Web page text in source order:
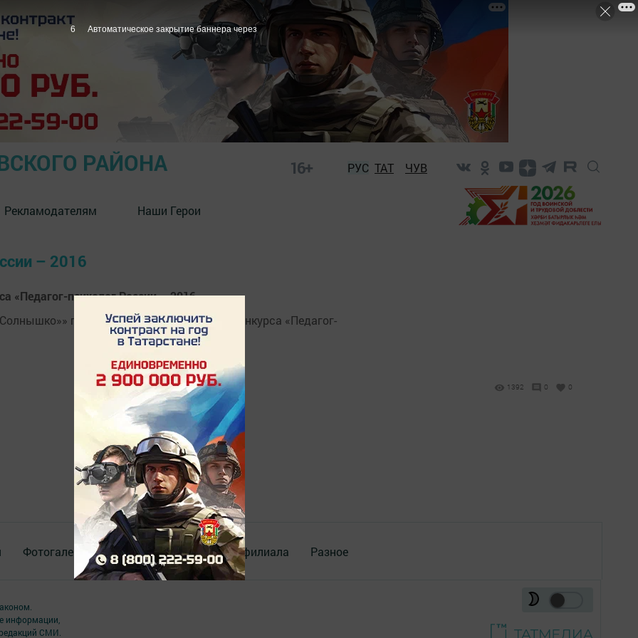
РАЙОНА 16+ РУС ТАТ ЧУВ
Рекламодателям Наши Герои
– 2016
психолог России – 2016»
прошел муниципальный этап конкурса «Педагог-
1392 0 0
Фотогалереи Опросы Документы филиала Разное
информации,
СМИ.
6 Автоматическое закрытие баннера через